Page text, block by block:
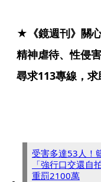
★《鏡週刊》關
精神虐待、性侵
尋求113專線，求
受害多達53人！
「強行口交還自
重罰2100萬